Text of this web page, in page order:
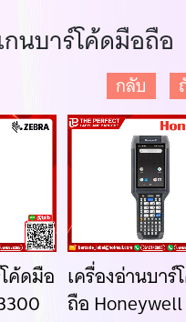
นบาร์โค้ดมือถือ
ค้ดมือ เครื่องอ่านบา
ถือ
กลับ